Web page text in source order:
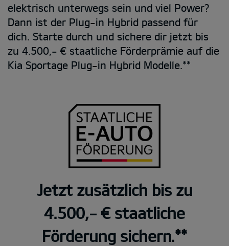
elektrisch unterwegs sein und viel Power?
Dann ist der Plug-in Hybrid passend für
dich. Starte durch und sichere dir jetzt bis
zu 4.500,- € staatliche Förderprämie auf die
Kia Sportage Plug-in Hybrid Modelle.**
Jetzt zusätzlich bis zu
4.500,- € staatliche
Förderung sichern.**